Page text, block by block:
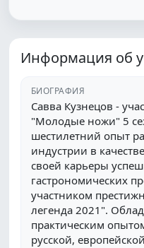
Информация об
БИОГРАФИЯ
Савва Кузнецов -
"Молодые ножи" 5
шестилетний опыт
индустрии в
своей карьеры
гастрономических
участником
легенда 2021".
практическим
русской,